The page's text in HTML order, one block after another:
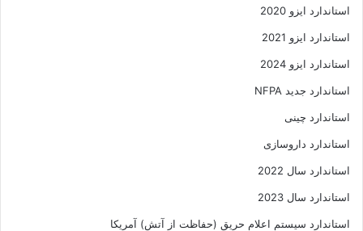
استاندارد ایزو 2020
استاندارد ایزو 2021
استاندارد ایزو 2024
استاندارد جدید NFPA
استاندارد چینی
استاندارد داروسازی
استاندارد سال 2022
استاندارد سال 2023
استاندارد سیستم اعلام حریق (حفاظت از آتش) آمریکا